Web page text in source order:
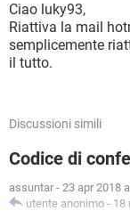
Ciao luky93,
Riattiva la mail
semplicemente
il tutto.
Discussioni simili
Codice di
assuntar - 23 apr 2018
utente anonimo - 18